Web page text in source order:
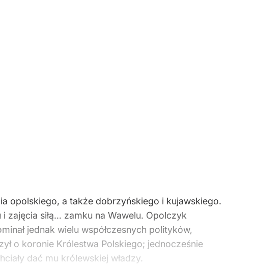
opolskiego, a także dobrzyńskiego i kujawskiego.
i zajęcia siłą… zamku na Wawelu. Opolczyk
jednak wielu współczesnych polityków,
o koronie Królestwa Polskiego; jednocześnie
dać mu królewskiej władzy.